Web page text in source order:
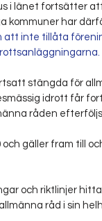
i länet fortsätter
kommuner har
att inte tillåta
stängda för
idrott får
råden
gäller fram till
och riktlinjer
råd i sin